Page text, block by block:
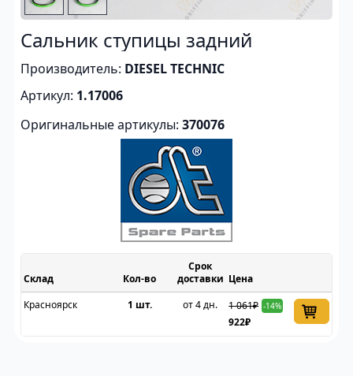
Сальник ступицы задний
Производитель: DIESEL TECHNIC
Артикул: 1.17006
Оригинальные артикулы: 370076
Склад
Срок
доставки Цена
Красноярск
1 шт. от 4 дн. 1 061₽ -14%
922₽